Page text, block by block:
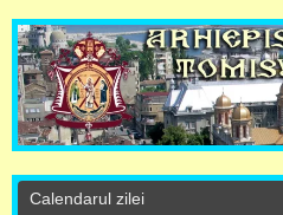
Calendarul zilei